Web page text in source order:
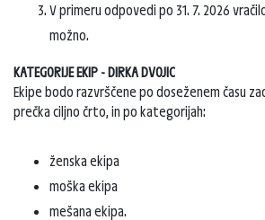
V primeru odpovedi po 31. 7. 2026
možno.
KATEGORIJE EKIP - DIRKA DVOJIC
Ekipe bodo razvrščene po doseženem času
prečka ciljno črto, in po kategorijah:
ženska ekipa
moška ekipa
mešana ekipa.